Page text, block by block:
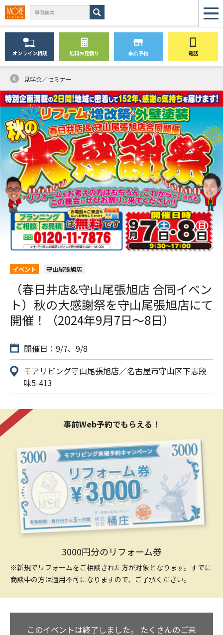
オンライン相談 無料お見積り 来店予約 電話
見学会／セミナー
イベント 守山尾張旭店
（春日井店&守山尾張旭店 合同イベン
ト）秋の大感謝祭を守山尾張旭店にて
開催！（2024年9月7日〜8日）
開催日：9/7、9/8
モアリビング守山尾張旭店／名古屋市守山区下志段
味5-413
事前Web予約でもらえる！
3000円分のリフォーム券
※新規でリフォームをご相談された方が対象となります。すでに
商談中の方は適用不可になりますので、ご了承ください。
このイベントは終了しました。 たくさんのご来